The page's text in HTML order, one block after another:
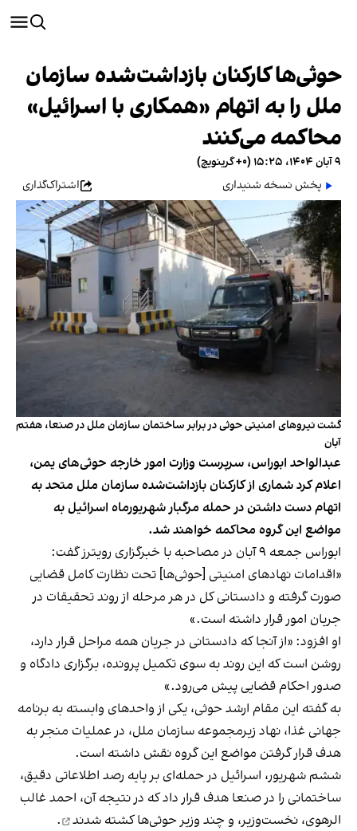
حوثی‌ها کارکنان بازداشت‌شده سازمان
ملل را به اتهام «همکاری با اسرائیل»
محاکمه می‌کنند
۹ آبان ۱۴۰۴، ۱۵:۲۵ (‎+۰ گرینویچ)
پخش نسخه شنیداری
اشتراک‌گذاری
گشت نیروهای امنیتی حوثی در برابر ساختمان سازمان ملل در صنعا، هفتم
آبان
عبدالواحد ابوراس، سرپرست وزارت امور خارجه حوثی‌های یمن،
اعلام کرد شماری از کارکنان بازداشت‌شده سازمان ملل متحد به
اتهام دست داشتن در حمله مرگبار شهریورماه اسرائیل به
مواضع این گروه محاکمه خواهند شد.
ابوراس جمعه ۹ آبان در مصاحبه با خبرگزاری رویترز گفت:
«اقدامات نهادهای امنیتی [حوثی‌ها] تحت نظارت کامل قضایی
صورت گرفته و دادستانی کل در هر مرحله از روند تحقیقات در
جریان امور قرار داشته است.»
او افزود: «از آنجا که دادستانی در جریان همه مراحل قرار دارد،
روشن است که این روند به ‌سوی تکمیل پرونده، برگزاری دادگاه و
صدور احکام قضایی پیش می‌رود.»
به گفته این مقام ارشد حوثی، یکی از واحدهای وابسته به برنامه
جهانی غذا، نهاد زیرمجموعه سازمان ملل، در عملیات منجر به
هدف قرار گرفتن مواضع این گروه نقش داشته است.
ششم شهریور، اسرائیل در حمله‌ای بر پایه رصد اطلاعاتی دقیق،
ساختمانی را در صنعا هدف قرار داد که در نتیجه آن، احمد غالب
الرهوی، نخست‌وزیر، و چند وزیر حوثی‌هاکشته شدند
.